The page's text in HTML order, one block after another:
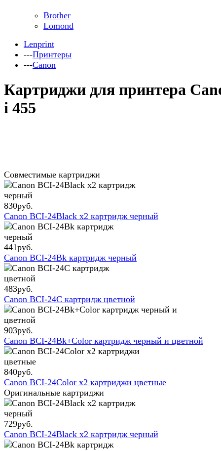
Brother
Lomond
Lenprint
---Принтеры
---Canon
Картриджи для принтера
i 455
Совместимые картриджи
830руб.
Canon BCI-24Black x2 картридж черный
441руб.
Canon BCI-24Bk картридж черный
483руб.
Canon BCI-24C картридж цветной
903руб.
Canon BCI-24Bk+Color картридж черный и цветной
840руб.
Canon BCI-24Color x2 картриджи цветные
Оригинальные картриджи
729руб.
Canon BCI-24Black x2 картридж черный